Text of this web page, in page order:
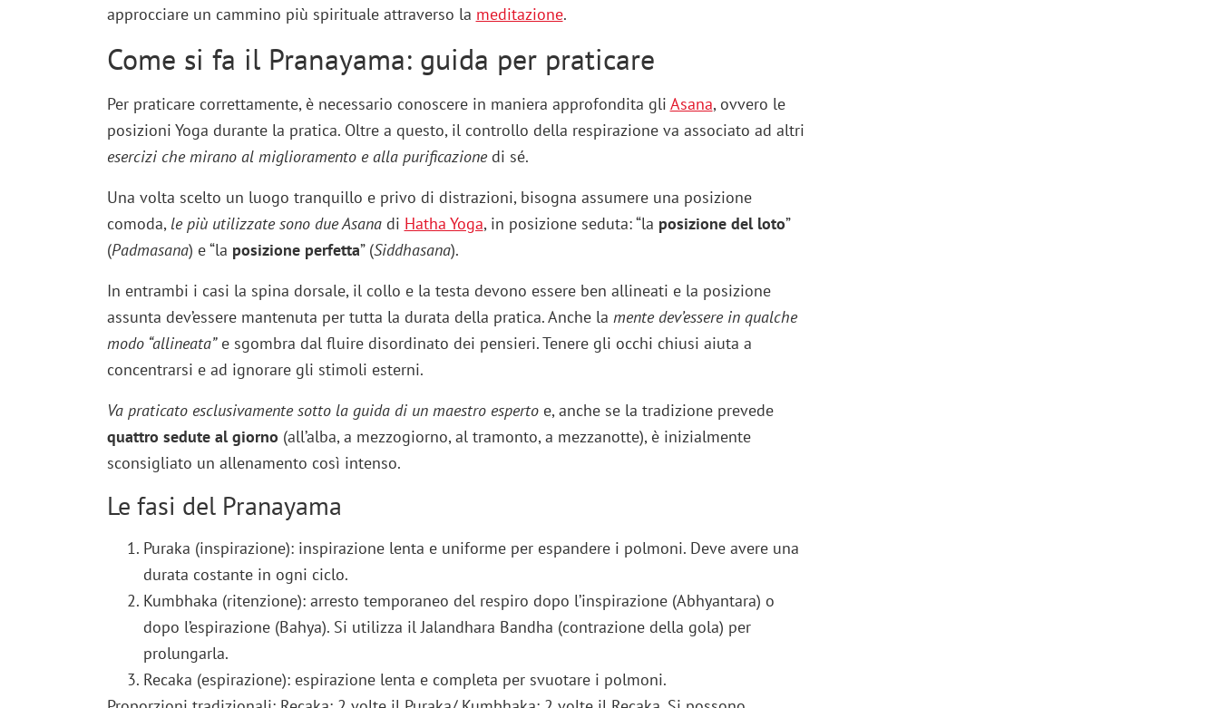
approcciare un cammino più spirituale attraverso la meditazione.
Come si fa il Pranayama: guida per praticare
Per praticare correttamente, è necessario conoscere in maniera approfondita gli Asana, ovvero le
posizioni Yoga durante la pratica. Oltre a questo, il controllo della respirazione va associato ad altri
esercizi che mirano al miglioramento e alla purificazionedi sé.
Una volta scelto un luogo tranquillo e privo di distrazioni, bisogna assumere una posizione
comoda, le più utilizzate sono due Asanadi Hatha Yoga, in posizione seduta: “la posizione del loto”
(Padmasana) e “la posizione perfetta” (Siddhasana).
In entrambi i casi la spina dorsale, il collo e la testa devono essere ben allineati e la posizione
assunta dev’essere mantenuta per tutta la durata della pratica. Anche la mente dev’essere in qualche
modo “allineata”e sgombra dal fluire disordinato dei pensieri. Tenere gli occhi chiusi aiuta a
concentrarsi e ad ignorare gli stimoli esterni.
Va praticato esclusivamente sotto la guida di un maestro espertoe, anche se la tradizione prevede
quattro sedute al giorno (all’alba, a mezzogiorno, al tramonto, a mezzanotte), è inizialmente
sconsigliato un allenamento così intenso.
Le fasi del Pranayama
Puraka (inspirazione): inspirazione lenta e uniforme per espandere i polmoni. Deve avere una
durata costante in ogni ciclo.
Kumbhaka (ritenzione): arresto temporaneo del respiro dopo l’inspirazione (Abhyantara) o
dopo l’espirazione (Bahya). Si utilizza il Jalandhara Bandha (contrazione della gola) per
prolungarla.
Recaka (espirazione): espirazione lenta e completa per svuotare i polmoni.